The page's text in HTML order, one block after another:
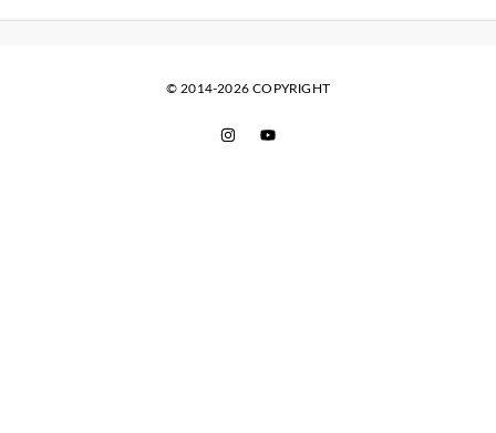
© 2014-2026 COPYRIGHT